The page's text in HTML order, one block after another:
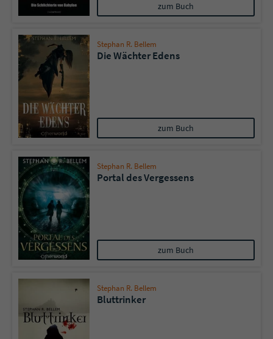
zum Buch
Stephan R. Bellem
Die Wächter Edens
zum Buch
Stephan R. Bellem
Portal des Vergessens
zum Buch
Stephan R. Bellem
Bluttrinker